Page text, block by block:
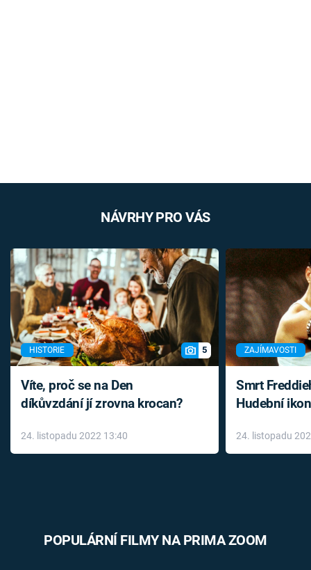
NÁVRHY PRO VÁS
HISTORIE 5
Víte, proč se na Den
díkůvzdání jí zrovna krocan?
24. listopadu 2022 13:40
ZAJÍMAVOSTI
Smrt
Hudební
léky
24. listopadu
POPULÁRNÍ FILMY NA PRIMA ZOOM